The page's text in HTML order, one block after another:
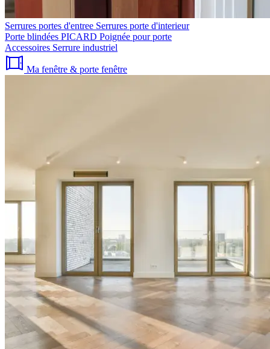
Serrures portes d'entree Serrures porte d'interieur
Porte blindées PICARD Poignée pour porte
Accessoires Serrure industriel
Ma fenêtre & porte fenêtre